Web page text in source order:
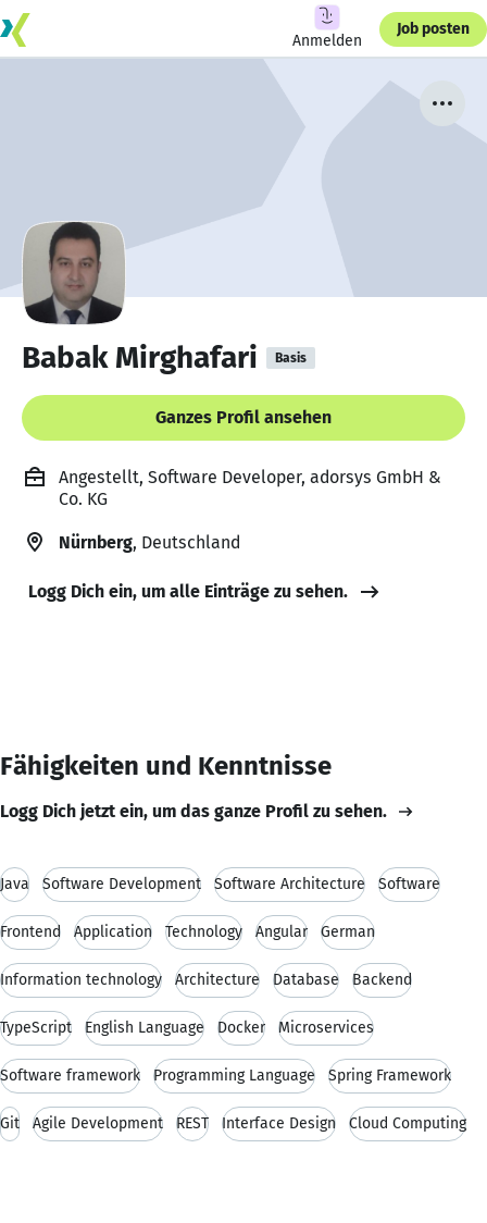
Anmelden
Job posten
Babak Mirghafari Basis
Ganzes Profil ansehen
Angestellt, Software Developer, adorsys GmbH &
Co. KG
Nürnberg, Deutschland
Logg Dich ein, um alle Einträge zu sehen.
Fähigkeiten und Kenntnisse
Logg Dich jetzt ein, um das ganze Profil zu sehen.
Java Software Development Software Architecture Software
Frontend Application Technology Angular German
Information technology Architecture Database Backend
TypeScript English Language Docker Microservices
Software framework Programming Language Spring Framework
Git Agile Development REST Interface Design Cloud Computing